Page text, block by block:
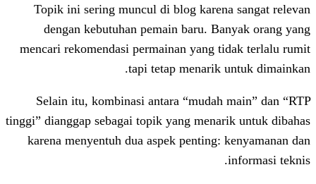
Topik ini sering muncul di blog
dengan kebutuhan pemain baru.
mencari rekomendasi permainan yang
tapi tetap menarik
Selain itu, kombinasi antara
tinggi” dianggap sebagai topik yang
karena menyentuh dua aspek penting: